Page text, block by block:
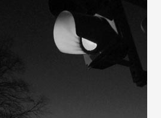
invitados en este trabajo, ¿ya
temas?
de la banda, y básicamente en la
en el bandoneón aNéstor Vaz
eso que está grabado en el disco. En
Funfu" [
pensado a quién invitar.